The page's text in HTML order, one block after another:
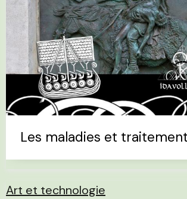
Les maladies et
Art et technologie